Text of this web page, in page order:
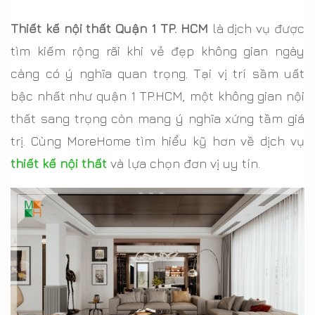
Thiết kế nội thất Quận 1 TP. HCM là dịch vụ được
tìm kiếm rộng rãi khi vẻ đẹp không gian ngày
càng có ý nghĩa quan trọng. Tại vị trí sầm uất
bậc nhất như quận 1 TP.HCM, một không gian nội
thất sang trọng còn mang ý nghĩa xứng tầm giá
trị. Cùng MoreHome tìm hiểu kỹ hơn về dịch vụ
thiết kế nội thất và lựa chọn đơn vị uy tín.